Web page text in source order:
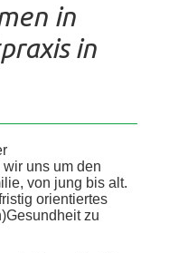
in
in
uns um den
von jung bis alt.
orientiertes
zu